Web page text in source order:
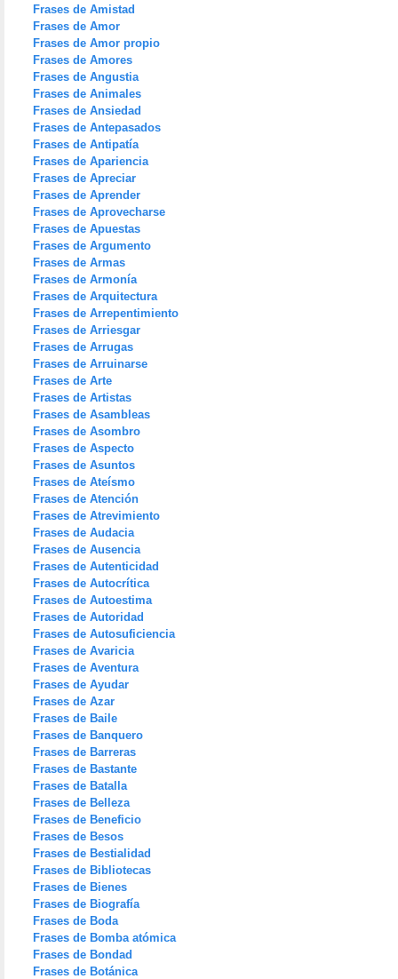
Frases de Amistad
Frases de Amor
Frases de Amor propio
Frases de Amores
Frases de Angustia
Frases de Animales
Frases de Ansiedad
Frases de Antepasados
Frases de Antipatía
Frases de Apariencia
Frases de Apreciar
Frases de Aprender
Frases de Aprovecharse
Frases de Apuestas
Frases de Argumento
Frases de Armas
Frases de Armonía
Frases de Arquitectura
Frases de Arrepentimiento
Frases de Arriesgar
Frases de Arrugas
Frases de Arruinarse
Frases de Arte
Frases de Artistas
Frases de Asambleas
Frases de Asombro
Frases de Aspecto
Frases de Asuntos
Frases de Ateísmo
Frases de Atención
Frases de Atrevimiento
Frases de Audacia
Frases de Ausencia
Frases de Autenticidad
Frases de Autocrítica
Frases de Autoestima
Frases de Autoridad
Frases de Autosuficiencia
Frases de Avaricia
Frases de Aventura
Frases de Ayudar
Frases de Azar
Frases de Baile
Frases de Banquero
Frases de Barreras
Frases de Bastante
Frases de Batalla
Frases de Belleza
Frases de Beneficio
Frases de Besos
Frases de Bestialidad
Frases de Bibliotecas
Frases de Bienes
Frases de Biografía
Frases de Boda
Frases de Bomba atómica
Frases de Bondad
Frases de Botánica